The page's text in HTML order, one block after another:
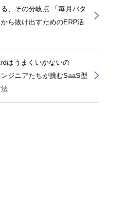
、その分岐点 「毎月バタ
ら抜け出すためのERP活
はうまくいかないの
ジニアたちが挑むSaaS型